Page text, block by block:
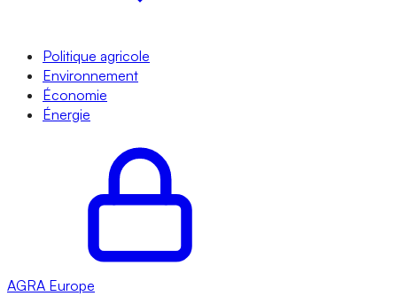
Politique agricole
Environnement
Économie
Énergie
AGRA Europe